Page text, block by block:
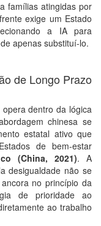
famílias atingidas por
exige um Estado
a IA para
apenas substituí-lo.
de Longo Prazo
dentro da lógica
chinesa se
estatal ativo que
de bem-estar
(China, 2021). A
desigualdade não se
no princípio da
de prioridade ao
ao trabalho